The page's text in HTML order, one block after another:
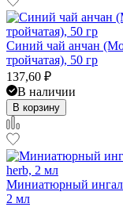
Синий чай анчан
тройчатая), 50 гр
137,60 ₽
В наличии
В корзину
Миниатюрный
2 мл